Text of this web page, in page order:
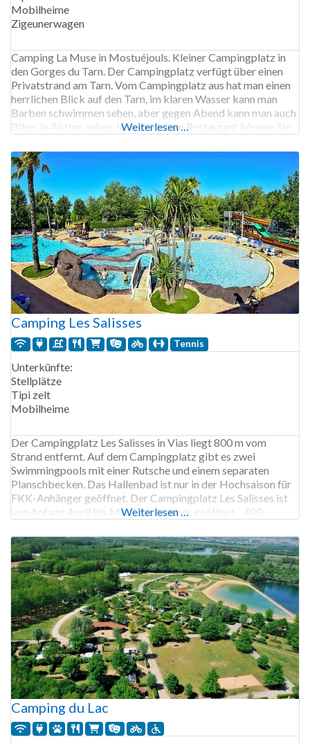
Mobilheime
Zigeunerwagen
Camping La Muse in Mostuéjouls. Kleiner Campingplatz in
den Gorges du Tarn. Der Campingplatz verfügt über einen
Privatstrand am Tarn. Vom Campingplatz aus hat man einen
herrlichen Blick auf den Tarn, im klaren Wasser kann man
Barben schwimmen sehen, aber gegen Abend kann man auch
Biber in Aktion sehen. In dem kleinen Restaurant können Sie
Weiterlesen …
Camping Les Salisses
Tennis
Unterkünfte:
Stellplätze
Tipi zelt
Mobilheime
Der Campingplatz Les Salisses in Vias liegt 800 m vom
Strand entfernt. Auf dem Campingplatz gibt es zwei
Swimmingpools mit einer Rutsche und einem separaten
Planschbecken. Das Hallenbad ist nur in der Hochsaison für
FKK-Anhänger geöffnet. Der Campingplatz Les Salisses ist
von Anfang April bis Mitte September geöffnet. 400
Mobilheimen.
Weiterlesen …
Camping du Lac